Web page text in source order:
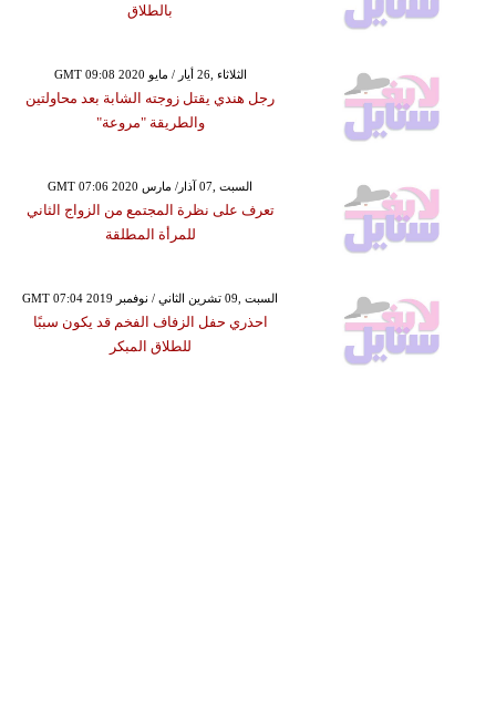
بالطلاق
GMT 09:08 2020 الثلاثاء ,26 أيار / مايو
رجل هندي يقتل زوجته الشابة بعد محاولتين
والطريقة "مروعة"
GMT 07:06 2020 السبت ,07 آذار/ مارس
تعرف على نظرة المجتمع من الزواج الثاني
للمرأة المطلقة
GMT 07:04 2019 السبت ,09 تشرين الثاني / نوفمبر
احذري حفل الزفاف الفخم قد يكون سببًا
للطلاق المبكر